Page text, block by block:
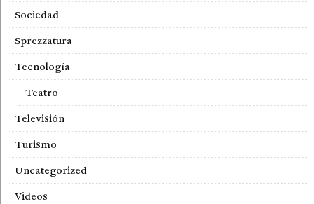
Sociedad
Sprezzatura
Tecnología
Teatro
Televisión
Turismo
Uncategorized
Videos